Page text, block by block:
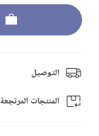
التوصيل
المنتجات المرتجعة